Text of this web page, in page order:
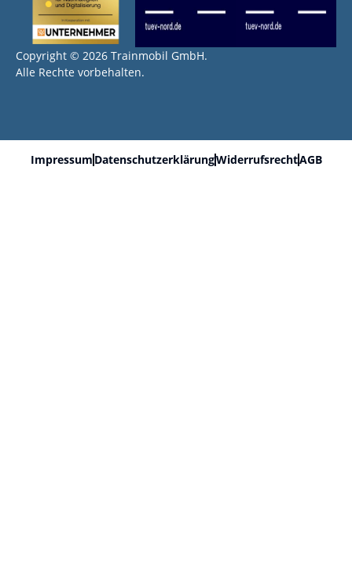
Copyright © 2026 Trainmobil GmbH.
Alle Rechte vorbehalten.
Impressum DatenschutzerklärungWiderrufsrechtAGB